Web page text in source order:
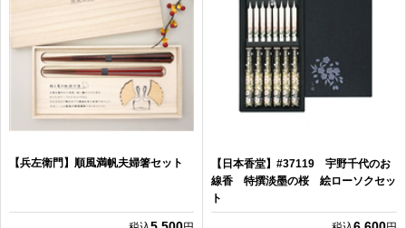
【兵左衛門】順風満帆夫婦箸セット
【日本香堂】#37119 宇野千代のお
線香 特撰淡墨の桜 絵ローソクセッ
ト